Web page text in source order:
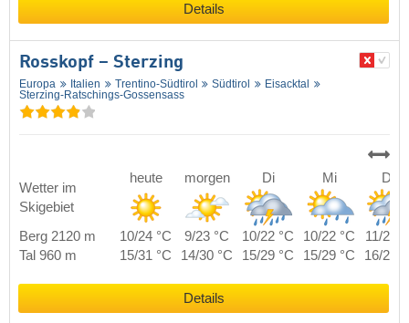
Details
Rosskopf – Sterzing
Europa Italien Trentino-Südtirol Südtirol
Eisacktal
Sterzing-Ratschings-Gossensass
Wetter im
Skigebiet
heute morgen Di Mi Do
Berg 2120 m 10/24 °C 9/23 °C 10/22 °C 10/22 °C
11/21
Tal 960 m
15/31 °C 14/30 °C 15/29 °C 15/29 °C 16/28
Details